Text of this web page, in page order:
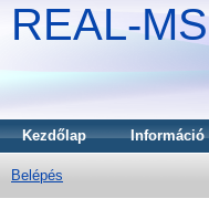
REAL-MS
Kezdőlap Információ
Belépés